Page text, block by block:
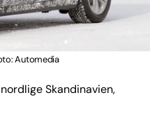
Automedia
Skandinavien,